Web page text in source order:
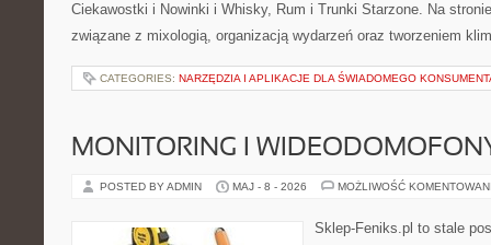
Ciekawostki i Nowinki i Whisky, Rum i Trunki Starzone. Na
związane z mixologią, organizacją wydarzeń oraz tworzeniem
CATEGORIES: NARZĘDZIA I APLIKACJE DLA ŚWIADOMEGO
MONITORING I
POSTED BY ADMIN MAJ - 8 - 2026 MOŻLIWOŚĆ
Sklep-Feniks.pl to stale